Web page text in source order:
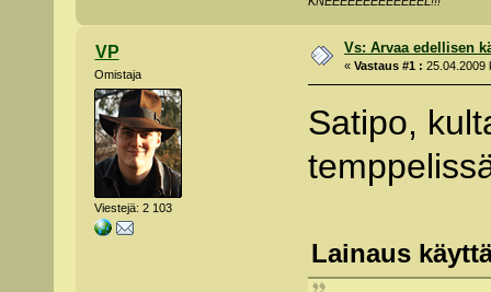
VP
Omistaja
Viestejä: 2 103
Vs: Arvaa edellisen
«Vastaus #1 : 25.04.2009
Satipo,
Lainaus